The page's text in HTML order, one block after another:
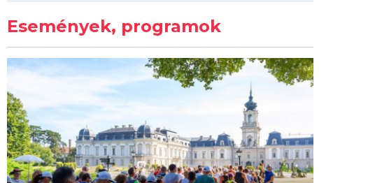
Események, programok